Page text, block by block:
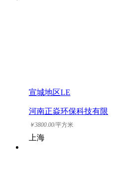
宣城地区LE
河南正焱环保科技有限
公司
￥3800.00/平方米
上海